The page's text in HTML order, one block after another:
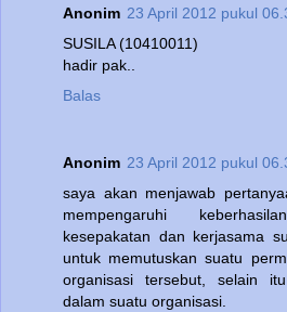
Anonim 23 April 2012 pukul
SUSILA (10410011)
hadir pak..
Balas
Anonim 23 April 2012 pukul
saya akan menjawab
mempengaruhi
kesepakatan dan kerjasama
untuk memutuskan suatu
organisasi tersebut, selain
dalam suatu organisasi.